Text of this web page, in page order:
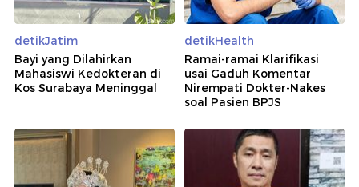
detikJatim
Bayi yang Dilahirkan
Mahasiswi Kedokteran di
Kos Surabaya Meninggal
detikHealth
Ramai-ramai Klarifikasi
usai Gaduh Komentar
Nirempati Dokter-Nakes
soal Pasien BPJS